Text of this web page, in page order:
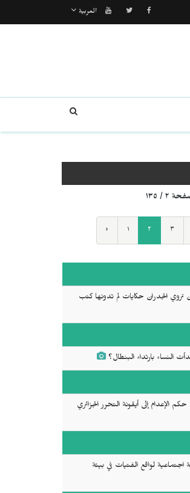
العربية
٢ / ١٣٥
‹ ١ ٢ ٣
الجدران حكايات لم تدونها كتب
النساء بارتداء البنطال؟
الإعدام إلى أيقونة التحرر الجزائري
لواقع الفتيات في بيئة